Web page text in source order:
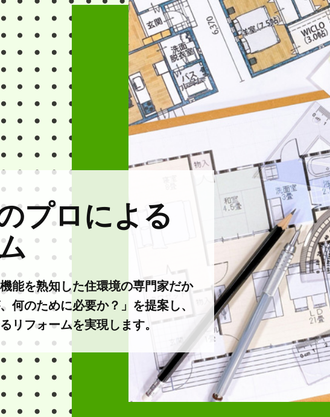
プロによる
能を熟知した住環境の専門家だか
何のために必要か？」を提案し、
リフォームを実現します。